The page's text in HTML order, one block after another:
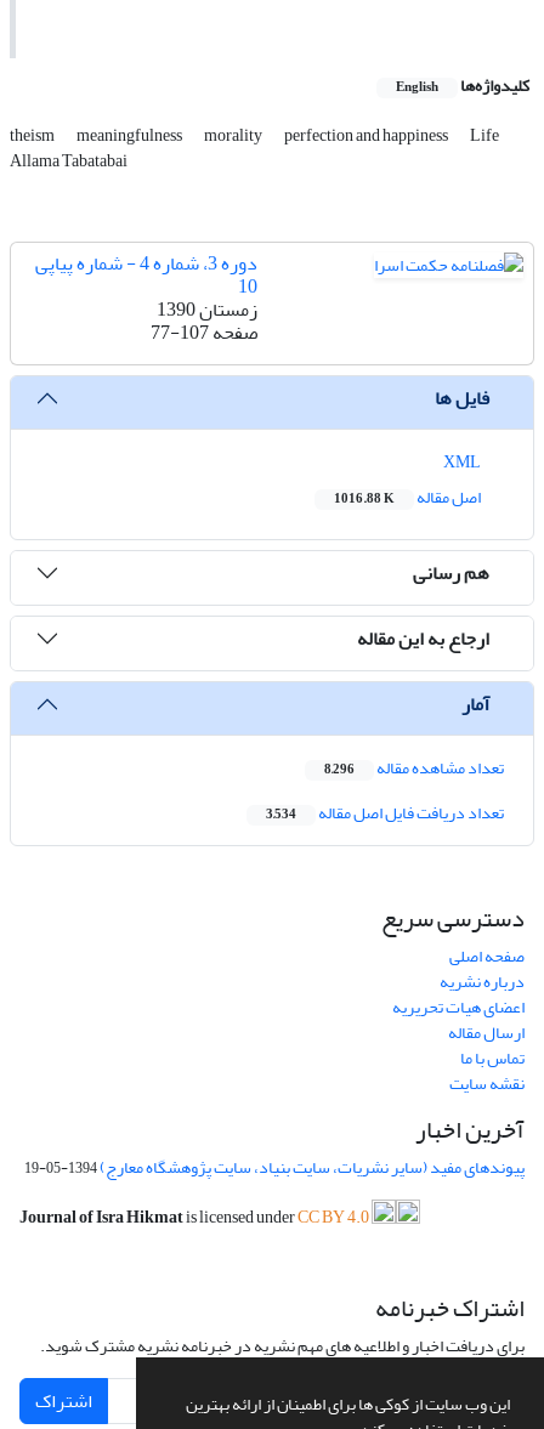
این وب سایت از کوکی ها برای اطمینان از ارائه بهترین
کلیدواژه‌ها English
theism meaningfulness morality perfection and happiness Life
Allama Tabatabai
دوره 3، شماره 4 - شماره پیاپی
10
زمستان 1390
صفحه77-107
فایل ها
اصل مقاله
1016.88 K
هم رسانی
ارجاع به این مقاله
آمار
تعداد مشاهده مقاله 8,296
تعداد دریافت فایل اصل مقاله 3,534
دسترسی سریع
صفحه اصلی
درباره نشریه
اعضای هیات تحریریه
ارسال مقاله
تماس با ما
نقشه سایت
آخرین اخبار
پیوندهای مفید (سایر نشریات، سایت بنیاد، سایت پژوهشگاه معارج)1394-05-19
Journal of Isra Hikmatis licensed underCC BY 4.0
اشتراک خبرنامه
برای دریافت اخبار و اطلاعیه های مهم نشریه در خبرنامه نشریه مشترک شوید.
اشتراک